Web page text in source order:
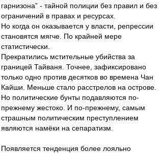
гарнизона” - тайной полиции без правил и без
ограничений в правах и ресурсах.
Но когда он оказывается у власти, репрессии
становятся мягче. По крайней мере
статистически.
Прекратились мстительные убийства за
границей Тайваня. Точнее, зафиксировано
только одно против десятков во времена Чан
Кайши. Меньше стало расстрелов на острове.
Но политические бунты подавляются по-
прежнему жестоко. И по-прежнему, самым
страшным политическим преступлением
являются намёки на сепаратизм.
Появляется тенденция более лояльно